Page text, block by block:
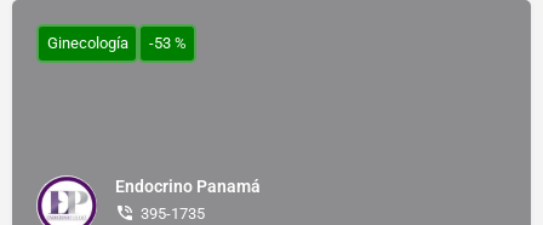
Endocrino Panamá
395-1735
Ginecología -53 %